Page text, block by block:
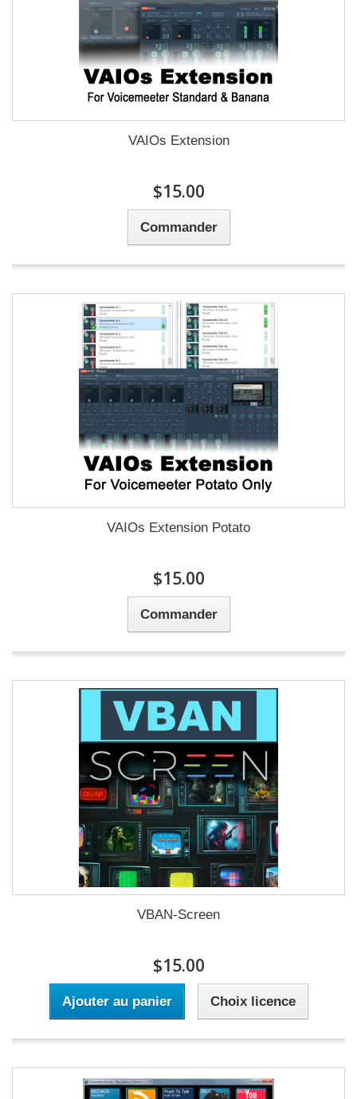
VAIOs Extension
$15.00
Commander
VAIOs Extension Potato
$15.00
Commander
VBAN-Screen
$15.00
Ajouter au panier Choix licence